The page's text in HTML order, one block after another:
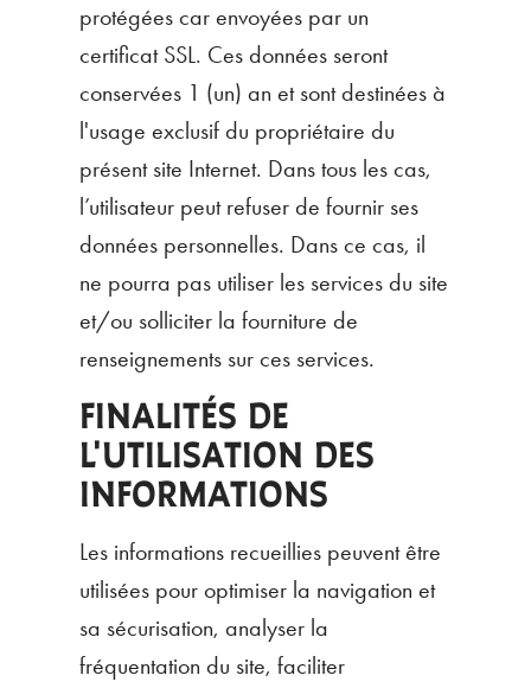
protégées car envoyées par un
certificat SSL. Ces données seront
conservées 1 (un) an et sont destinées à
l'usage exclusif du propriétaire du
présent site Internet. Dans tous les cas,
l’utilisateur peut refuser de fournir ses
données personnelles. Dans ce cas, il
ne pourra pas utiliser les services du site
et/ou solliciter la fourniture de
renseignements sur ces services.
FINALITÉS DE
L'UTILISATION DES
INFORMATIONS
Les informations recueillies peuvent être
utilisées pour optimiser la navigation et
sa sécurisation, analyser la
fréquentation du site, faciliter